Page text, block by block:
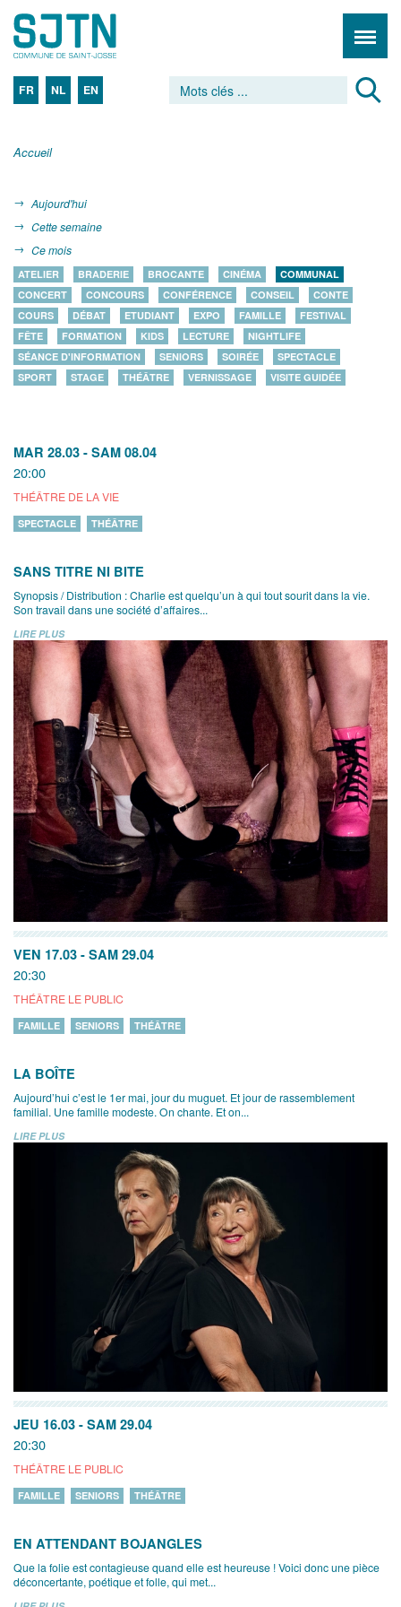
FR NL EN
Accueil
Aujourd'hui
Cette semaine
Ce mois
ATELIER BRADERIE BROCANTE CINÉMA
COMMUNAL
CONCERT
CONCOURS CONFÉRENCE CONSEIL
CONTE
COURS
DÉBAT ETUDIANT EXPO FAMILLE
FESTIVAL
FÊTE
FORMATION KIDS LECTURE
NIGHTLIFE
SÉANCE D'INFORMATION
SENIORS SOIRÉE
SPECTACLE
SPORT
STAGE THÉÂTRE VERNISSAGE VISITE GUIDÉE
MAR 28.03 - SAM 08.04
20:00
THÉÂTRE DE LA VIE
SPECTACLE THÉÂTRE
SANS TITRE NI BITE
Synopsis / Distribution : Charlie est quelqu’un à qui tout sourit dans la vie.
Son travail dans une société d’affaires...
LIRE PLUS
VEN 17.03 - SAM 29.04
20:30
THÉÂTRE LE PUBLIC
FAMILLE SENIORS THÉÂTRE
LA BOÎTE
Aujourd’hui c’est le 1er mai, jour du muguet. Et jour de rassemblement
familial. Une famille modeste. On chante. Et on...
LIRE PLUS
JEU 16.03 - SAM 29.04
20:30
THÉÂTRE LE PUBLIC
FAMILLE SENIORS THÉÂTRE
EN ATTENDANT BOJANGLES
Que la folie est contagieuse quand elle est heureuse ! Voici donc une pièce
déconcertante, poétique et folle, qui met...